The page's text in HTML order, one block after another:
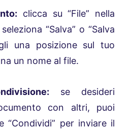
clicca su “File” nella
“Salva” o “Salva
una posizione sul tuo
un nome al file.
se desideri
con altri, puoi
“Condividi” per inviare il